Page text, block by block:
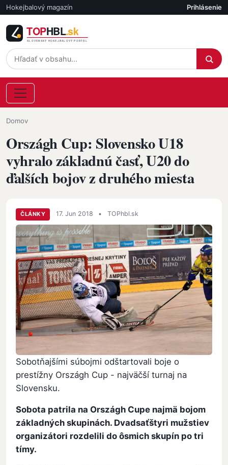
Skočiť na hlavný obsah
Hokejbalový magazín Účet
Prihlásenie
Omrvinka
Domov
Országh Cup: Slovensko U18
vyhralo základnú časť, U20 do
ďalších bojov z druhého miesta
ČLÁNKY 17. Jun 2018 • TOPhbl.sk
Sobotňajšími súbojmi odštartovali boje o
prestížny Országh Cup - najväčší turnaj na
Slovensku.
Sobota patrila na Országh Cupe najmä bojom
základných skupinách. Dvadsaťštyri mužstiev
organizátori rozdelili do ôsmich skupín po tri
tímy.